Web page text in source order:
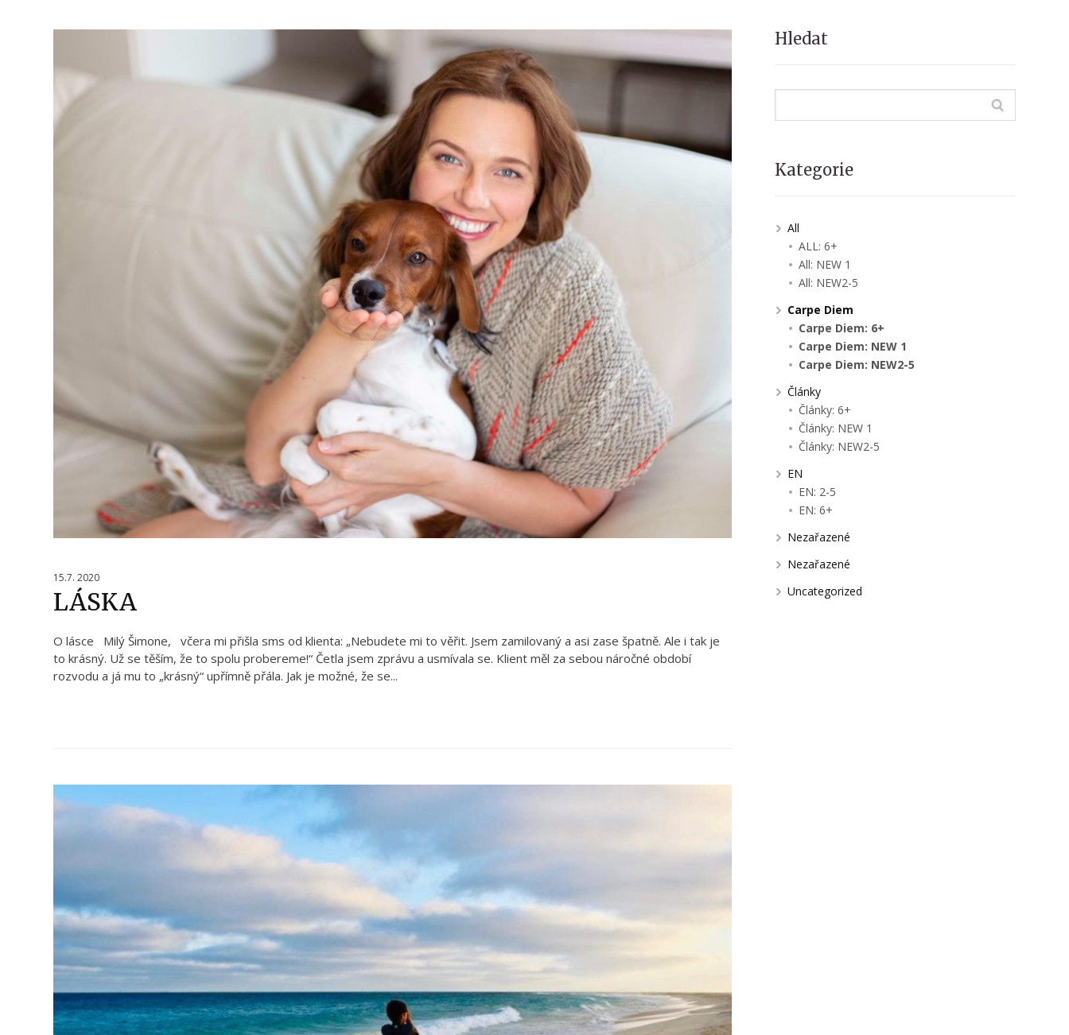
15.7. 2020
LÁSKA
O lásce Milý Šimone, včera mi přišla sms od klienta: „Nebudete mi to věřit. Jsem zamilovaný a asi zase špatně. Ale i tak je
to krásný. Už se těším, že to spolu probereme!“ Četla jsem zprávu a usmívala se. Klient měl za sebou náročné období
rozvodu a já mu to „krásný“ upřímně přála. Jak je možné, že se...
Hledat
Kategorie
All
ALL: 6+
All: NEW 1
All: NEW2-5
Carpe Diem
Carpe Diem: 6+
Carpe Diem: NEW 1
Carpe Diem: NEW2-5
Články
Články: 6+
Články: NEW 1
Články: NEW2-5
EN
EN: 2-5
EN: 6+
Nezařazené
Nezařazené
Uncategorized